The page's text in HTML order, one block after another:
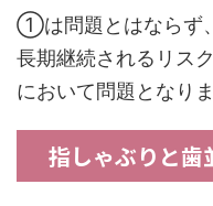
①は問題とはなら
長期継続されるリス
において問題となりま
指しゃぶりと歯